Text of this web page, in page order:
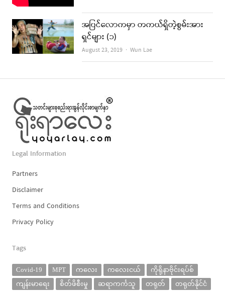
အပြင်လောကမှာ တကယ်ရှိတဲ့စွမ်းအား
ရှင်များ (၁)
August 23, 2019 Author
Wun Lae
Legal Information
Partners
Disclaimer
Terms and Conditions
Privacy Policy
Tags
Covid-19 MPT ကလေး ကလေးငယ်
ကိုရိုနာဗိုင်းရပ်စ်
ကျန်းမာရေး
စိတ်ဖိစီးမှု ဆရာကင်္ကသူ တရုတ် တရုတ်နိုင်ငံ